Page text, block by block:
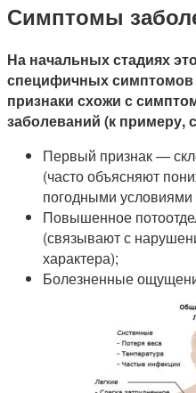
Симптомы
На начальных стадиях
специфичных симптомов
признаки схожи с
заболеваний (к примеру,
Первый признак —
(часто объясняют
погодными условиями
Повышенное
(связывают с
характера);
Болезненные